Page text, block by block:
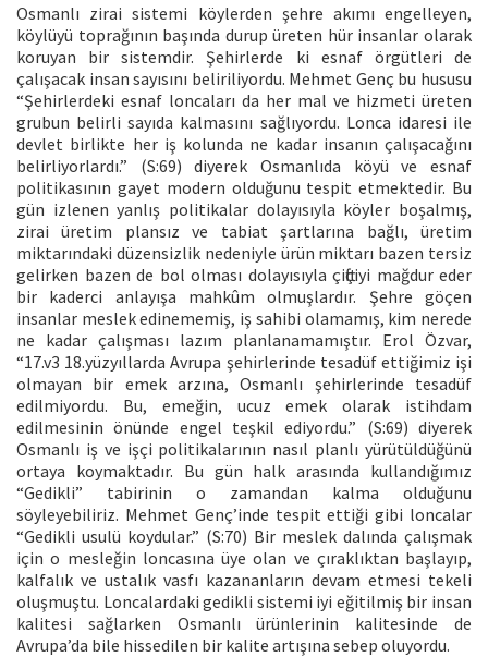
Osmanlı zirai sistemi köylerden şehre akımı engelleyen,
köylüyü toprağının başında durup üreten hür insanlar olarak
koruyan bir sistemdir. Şehirlerde ki esnaf örgütleri de
çalışacak insan sayısını beliriliyordu. Mehmet Genç bu hususu
“Şehirlerdeki esnaf loncaları da her mal ve hizmeti üreten
grubun belirli sayıda kalmasını sağlıyordu. Lonca idaresi ile
devlet birlikte her iş kolunda ne kadar insanın çalışacağını
belirliyorlardı.” (S:69) diyerek Osmanlıda köyü ve esnaf
politikasının gayet modern olduğunu tespit etmektedir. Bu
gün izlenen yanlış politikalar dolayısıyla köyler boşalmış,
zirai üretim plansız ve tabiat şartlarına bağlı, üretim
miktarındaki düzensizlik nedeniyle ürün miktarı bazen tersiz
gelirken bazen de bol olması dolayısıyla çiftçiyi mağdur eder
bir kaderci anlayışa mahkûm olmuşlardır. Şehre göçen
insanlar meslek edinememiş, iş sahibi olamamış, kim nerede
ne kadar çalışması lazım planlanamamıştır. Erol Özvar,
“17.v3 18.yüzyıllarda Avrupa şehirlerinde tesadüf ettiğimiz işi
olmayan bir emek arzına, Osmanlı şehirlerinde tesadüf
edilmiyordu. Bu, emeğin, ucuz emek olarak istihdam
edilmesinin önünde engel teşkil ediyordu.” (S:69) diyerek
Osmanlı iş ve işçi politikalarının nasıl planlı yürütüldüğünü
ortaya koymaktadır. Bu gün halk arasında kullandığımız
“Gedikli” tabirinin o zamandan kalma olduğunu
söyleyebiliriz. Mehmet Genç’inde tespit ettiği gibi loncalar
“Gedikli usulü koydular.” (S:70) Bir meslek dalında çalışmak
için o mesleğin loncasına üye olan ve çıraklıktan başlayıp,
kalfalık ve ustalık vasfı kazananların devam etmesi tekeli
oluşmuştu. Loncalardaki gedikli sistemi iyi eğitilmiş bir insan
kalitesi sağlarken Osmanlı ürünlerinin kalitesinde de
Avrupa’da bile hissedilen bir kalite artışına sebep oluyordu.